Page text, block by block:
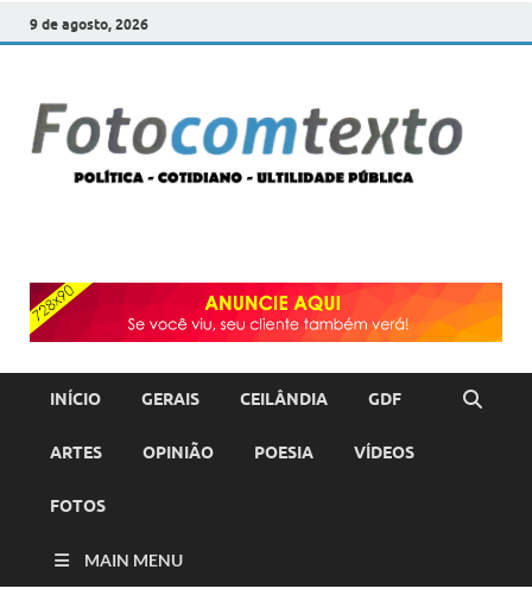
9 de agosto, 2026
INÍCIO GERAIS CEILÂNDIA GDF
ARTES OPINIÃO POESIA VÍDEOS
FOTOS
MAIN MENU